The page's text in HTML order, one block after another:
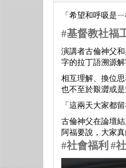
「希望和呼吸是
#基督教社福
演講者古倫神父
字的拉丁語溯源
相互理解、換位
也不至於艱澀或
「這兩天大家都
古倫神父在論壇結
阿福要說，大家
#社會福利 #